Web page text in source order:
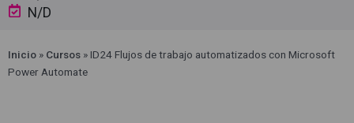
N/D
Inicio » Cursos » ID24 Flujos de trabajo automatizados con Microsoft
Power Automate